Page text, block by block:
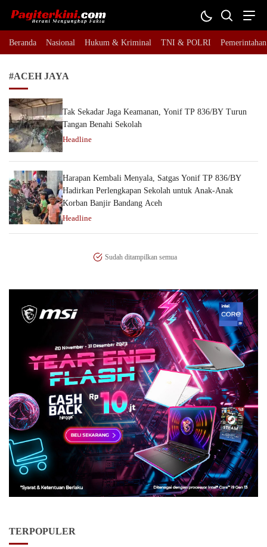
Pagiterkini.com
Berani Mengungkap Fakta
Beranda Nasional Hukum & Kriminal TNI & POLRI Pemerintahan
#ACEH JAYA
Tak Sekadar Jaga Keamanan, Yonif TP 836/BY Turun
Tangan Benahi Sekolah
Headline
Harapan Kembali Menyala, Satgas Yonif TP 836/BY
Hadirkan Perlengkapan Sekolah untuk Anak-Anak
Korban Banjir Bandang Aceh
Headline
Sudah ditampilkan semua
TERPOPULER